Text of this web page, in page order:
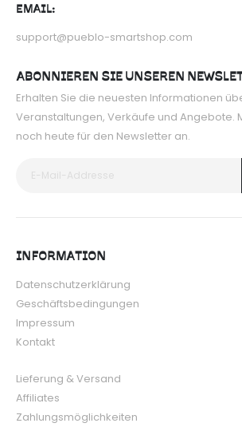
EMAIL:
support@pueblo-smartshop.com
ABONNIEREN SIE UNSEREN
Erhalten Sie die neuesten Informationen
Veranstaltungen, Verkäufe und Angebote.
noch heute für den Newsletter an.
INFORMATION
Datenschutzerklärung
Geschäftsbedingungen
Impressum
Kontakt
Lieferung & Versand
Affiliates
Zahlungsmöglichkeiten